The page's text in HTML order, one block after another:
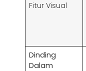
Fitur Visual
Dinding
Dalam